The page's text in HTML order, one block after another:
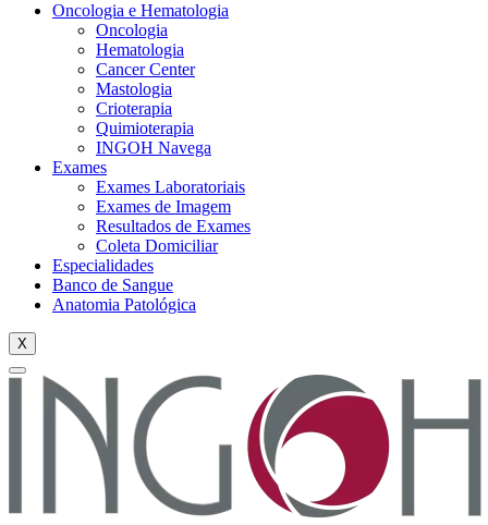
Oncologia e Hematologia
Oncologia
Hematologia
Cancer Center
Mastologia
Crioterapia
Quimioterapia
INGOH Navega
Exames
Exames Laboratoriais
Exames de Imagem
Resultados de Exames
Coleta Domiciliar
Especialidades
Banco de Sangue
Anatomia Patológica
X